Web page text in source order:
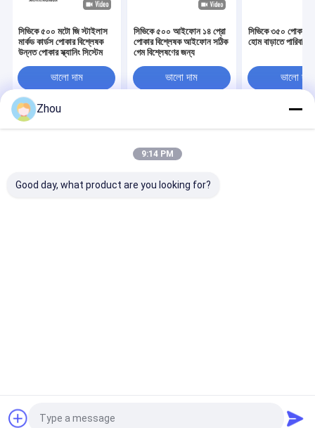
সিভিকে ৫০০ মটো জি স্টাইলাস
মার্কড কার্ডস পোকার বিশ্লেষক
উন্নত পোকার স্ক্যানিং সিস্টেম
ভালো দাম
সিভিকে ৫০০ আইফোন ১৪ প্রো
পোকার বিশ্লেষক আইফোন সঠিক
গেম বিশ্লেষণের জন্য
ভালো দাম
সিভিকে ৩৫০ পোকার
হোম বাড়াতে
ভালো দাম
বাড়ি
আমাদের
আমাদের সাথে যোগাযোগ
Desktop
সাইট ম্যাপ
গোপনীয়তা নীতি
Ltd. All Rights Reserved.
Zhou
9:14 PM
Good day, what product are you looking for?